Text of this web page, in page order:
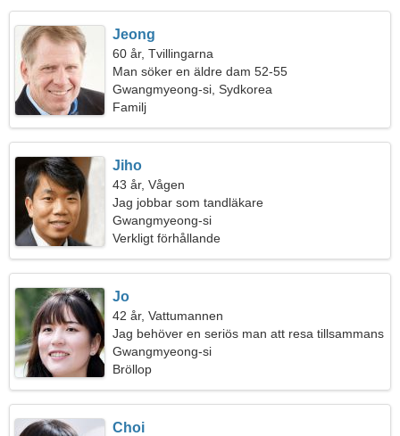
Jeong
60 år, Tvillingarna
Man söker en äldre dam 52-55
Gwangmyeong-si, Sydkorea
Familj
Jiho
43 år, Vågen
Jag jobbar som tandläkare
Gwangmyeong-si
Verkligt förhållande
Jo
42 år, Vattumannen
Jag behöver en seriös man att resa tillsammans
Gwangmyeong-si
Bröllop
Choi